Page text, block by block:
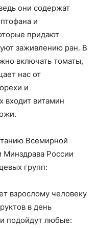
они содержат
и
придают
заживлению ран. В
включать томаты,
нас от
и
входит витамин
Всемирной
Минздрава России
групп:
взрослому человеку
в день
подойдут любые: